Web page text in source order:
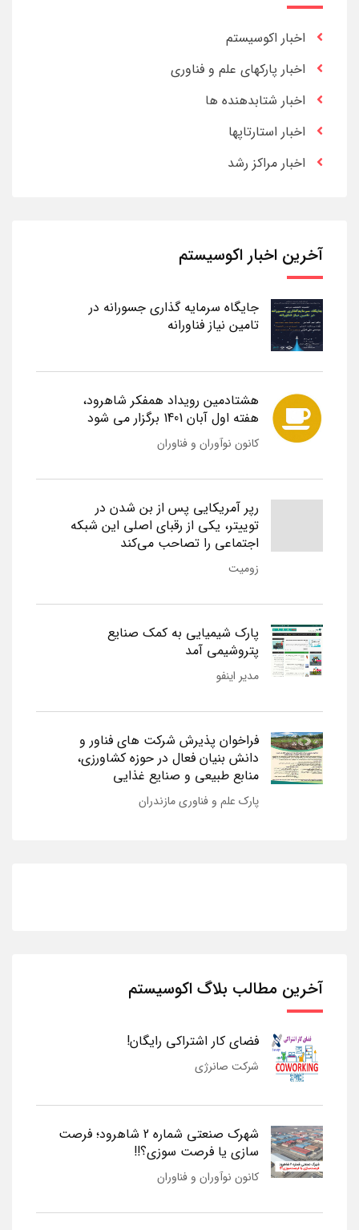
اخبار اکوسیستم
اخبار پارکهای علم و فناوری
اخبار شتابدهنده ها
اخبار استارتاپها
اخبار مراکز رشد
آخرین اخبار اکوسیستم
جایگاه سرمایه گذاری جسورانه در
تامین نیاز فناورانه
هشتادمین رویداد همفکر شاهرود،
هفته اول آبان 1401 برگزار می شود
کانون نوآوران و فناوران
رپر آمریکایی پس از بن شدن در
توییتر، یکی از رقبای اصلی این شبکه
اجتماعی را تصاحب می‌کند
زومیت
پارک شیمیایی به کمک صنایع
پتروشیمی آمد
مدیر اینفو
فراخوان پذیرش شرکت های فناور و
دانش بنیان فعال در حوزه کشاورزی،
منابع طبیعی و صنایع غذایی
پارک علم و فناوری مازندران
آخرین مطالب بلاگ اکوسیستم
فضای کار اشتراکی رایگان!
شرکت صانرژی
شهرک صنعتی شماره 2 شاهرود؛ فرصت
سازی یا فرصت سوزی؟!!
کانون نوآوران و فناوران